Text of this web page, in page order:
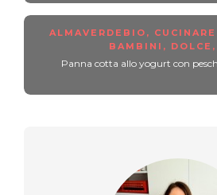
ALMAVERDEBIO ,
BAMBINI , DOLCE ,
Panna cotta allo yogurt con